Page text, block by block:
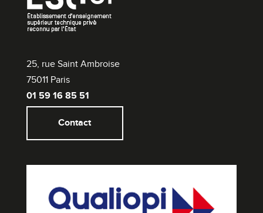
25, rue Saint Ambroise
75011 Paris
01 59 16 85 51
Contact